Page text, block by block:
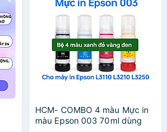
HCM- COMBO 4 màu Mực in
màu Epson 003 70ml dùng